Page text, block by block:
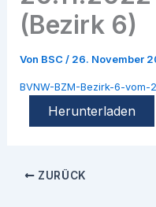
(Bezirk 6)
Von BSC/ 26. November
BVNW-BZM-Bezirk-6-vom-
Herunterladen
ZURÜCK